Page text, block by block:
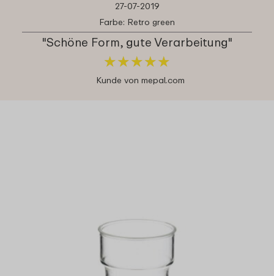
27-07-2019
Farbe: Retro green
"Schöne Form, gute Verarbeitung"
★★★★★
★★★★★
Kunde von mepal.com